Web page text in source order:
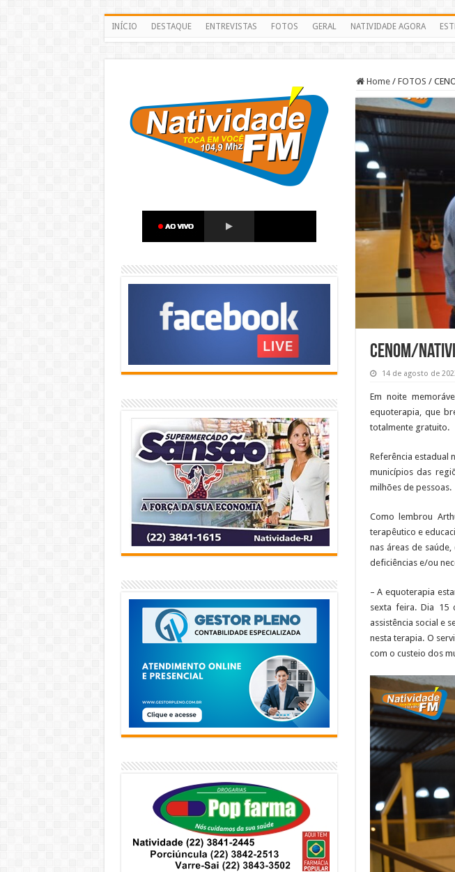
INÍCIO DESTAQUE ENTREVISTAS FOTOS GERAL NATIVIDADE AGORA
Home / FOTOS /
CENOM/
14 de agosto de
Em noite
equoterapia, que
totalmente gratuito.
Referência estadual
municípios das
milhões de pessoas.
Como lembrou
terapêutico e
nas áreas de
deficiências e/ou
– A equoterapia
sexta feira. Dia 15
assistência social e
nesta terapia. O
com o custeio dos